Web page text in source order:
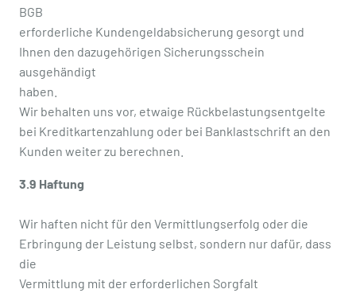
BGB
erforderliche Kundengeldabsicherung gesorgt und
Ihnen den dazugehörigen Sicherungsschein
ausgehändigt
haben.
Wir behalten uns vor, etwaige Rückbelastungsentgelte
bei Kreditkartenzahlung oder bei Banklastschrift an den
Kunden weiter zu berechnen.
3.9 Haftung
Wir haften nicht für den Vermittlungserfolg oder die
Erbringung der Leistung selbst, sondern nur dafür, dass
die
Vermittlung mit der erforderlichen Sorgfalt